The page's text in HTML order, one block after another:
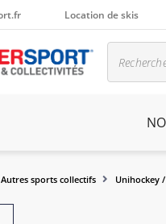
Location de skis
Autres sports collectifs Unihockey